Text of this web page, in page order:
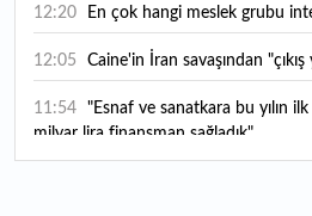
12:20 En çok hangi meslek grubu
12:05 Caine'in İran savaşından
11:54
milyar lira finansman sağladık"